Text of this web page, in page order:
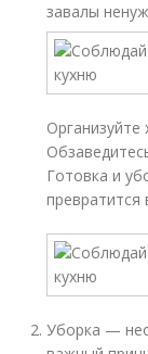
завалы
Организуйте
Готовка и
превратится
Уборка —